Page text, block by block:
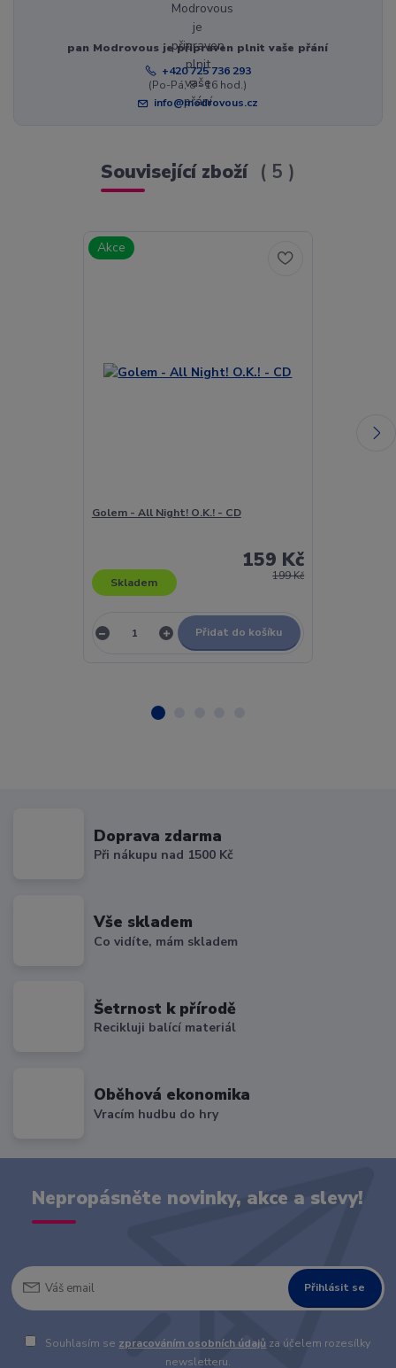
pan Modrovous je připraven plnit vaše přání
+420 725 736 293
(Po-Pá, 8 - 16 hod.)
info@modrovous.cz
Související zboží 5
Akce
Golem - All Night! O.K.! - CD
199 Kč
159 Kč
Skladem
Přidat do košíku
Doprava zdarma
Při nákupu nad 1500 Kč
Vše skladem
Co vidíte, mám skladem
Šetrnost k přírodě
Recikluji balící materiál
Oběhová ekonomika
Vracím hudbu do hry
Nepropásněte novinky, akce a slevy!
Přihlásit se
Souhlasím se zpracováním osobních údajů za účelem rozesílky
newsletteru.